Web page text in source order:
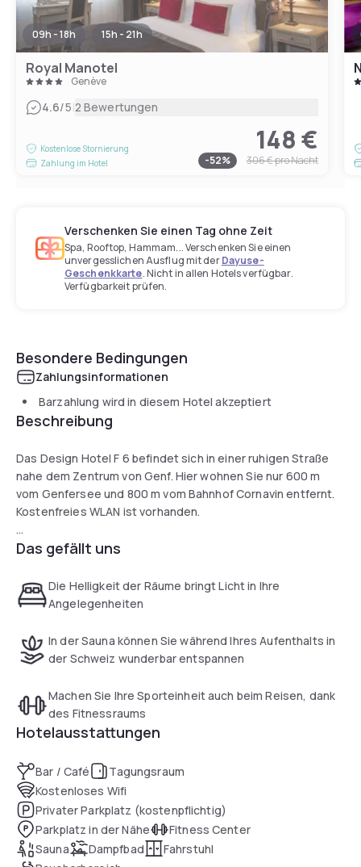
09h - 18h 15h - 21h
Royal Manotel
Genève
4.6/5|2 Bewertungen
Kostenlose Stornierung
Zahlung im Hotel
148 €
-52% 306 €pro Nacht
Verschenken Sie einen Tag ohne Zeit
Spa, Rooftop, Hammam... Verschenken Sie einen
unvergesslichen Ausflug mit derDayuse-
Geschenkkarte. Nicht in allen Hotels verfügbar.
Verfügbarkeit prüfen.
Besondere Bedingungen
Zahlungsinformationen
Barzahlung wird in diesem Hotel akzeptiert
Beschreibung
Das Design Hotel F 6 befindet sich in einer ruhigen Straße
nahe dem Zentrum von Genf. Hier wohnen Sie nur 600 m
vom Genfersee und 800 m vom Bahnhof Cornavin entfernt.
Kostenfreies WLAN ist vorhanden.
Die hellen Zimmer sind alle mit einer Nespresso-
Flachbild-Sat-TV ausgestattet. Sie nutzen ein eigenes Bad.
Sauna, ein Fitnesscenter mit einem Personal Trainer, ein
Türkisches Bad und Tagungsräume in verschiedenen
Das gefällt uns
Die Helligkeit der Räume bringt Licht in Ihre
Angelegenheiten
In der Sauna können Sie während Ihres Aufenthalts in
der Schweiz wunderbar entspannen
Machen Sie Ihre Sporteinheit auch beim Reisen, dank
des Fitnessraums
Hotelausstattungen
Bar / Café
Tagungsraum
Kostenloses Wifi
Privater Parkplatz (kostenpflichtig)
Parkplatz in der Nähe
Fitness Center
Sauna
Dampfbad
Fahrstuhl